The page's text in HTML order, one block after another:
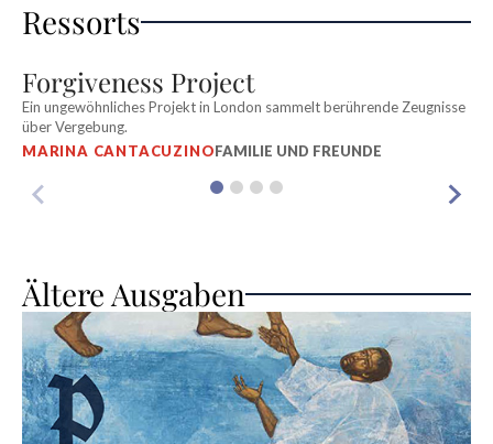
Ressorts
Forgiveness Project
Ein ungewöhnliches Projekt in London sammelt berührende Zeugnisse
über Vergebung.
MARINA CANTACUZINOFAMILIE UND FREUNDE
Ältere Ausgaben